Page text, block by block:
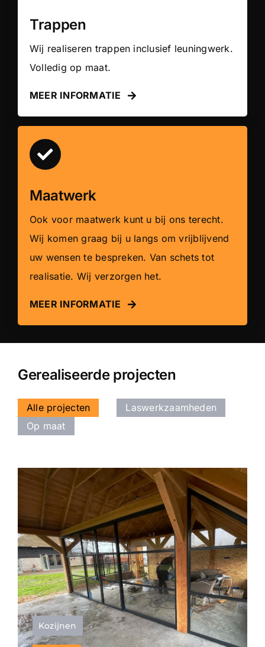
Trappen
Wij realiseren trappen inclusief leuningwerk.
Volledig op maat.
MEER INFORMATIE
Maatwerk
Ook voor maatwerk kunt u bij ons terecht.
Wij komen graag bij u langs om vrijblijvend
uw wensen te bespreken. Van schets tot
realisatie. Wij verzorgen het.
MEER INFORMATIE
Gerealiseerde projecten
Alle projecten
Laswerkzaamheden
Op maat
Kozijnen